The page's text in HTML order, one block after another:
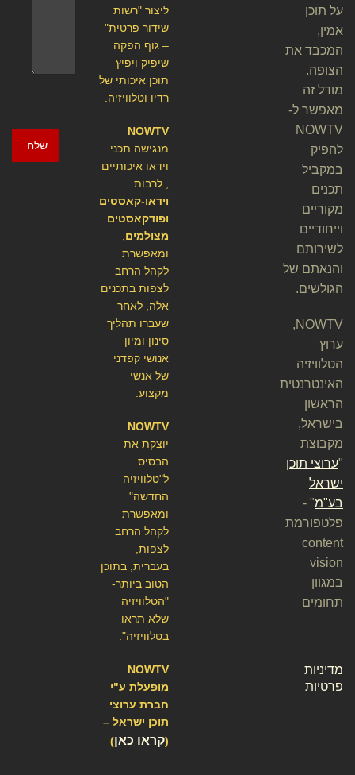
שלח
ליצור "רשות
שידור פרטית"
– גוף הפקה
שיפיק ויפיץ
תוכן איכותי של
רדיו וטלוויזיה.
NOWTV
מנגישה תכני
וידאו איכותיים
, לרבות
וידאו-קאסטים
ופודקאסטים
מצולמים
ומאפשרת
לקהל הרחב
לצפות בתכנים
אלה, לאחר
שעברו תהליך
סינון ומיון
אנושי קפדני
של אנשי
מקצוע.
NOWTV
יוצקת את
הבסיס
ל"טלוויזיה
החדשה"
ומאפשרת
לקהל הרחב
לצפות,
בעברית, בתוכן
הטוב ביותר-
"הטלוויזיה
שלא תראו
בטלוויזיה".
NOWTV
מופעלת ע"י
חברת ערוצי
תוכן ישראל –
(קראו כאן)
על תוכן
אמין,
המכבד את
הצופה.
מודל זה
מאפשר ל-
NOWTV
להפיק
במקביל
תכנים
מקוריים
וייחודיים
לשירותם
והנאתם של
הגולשים.
NOWTV,
ערוץ
הטלוויזיה
האינטרנטית
הראשון
בישראל,
מקבוצת
"ערוצי תוכן
ישראל
בע"מ" -
פלטפורמת
content
vision
במגוון
תחומים
מדיניות
פרטיות